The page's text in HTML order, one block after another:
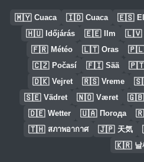
🇲🇾 Cuaca 🇮🇩 Cuaca 🇪🇸
🇭🇺 Időjárás 🇪🇪 Ilm 🇱🇻
🇫🇷 Météo 🇱🇹 Oras 🇵🇱
🇨🇿 Počasí 🇫🇮 Sää
🇩🇰 Vejret 🇷🇸 Vreme
🇸🇪 Vädret 🇳🇴 Været
🇩🇪 Wetter 🇺🇦 Погода
🇹🇭 สภาพอากาศ 🇯🇵 天気
🇰🇷 날